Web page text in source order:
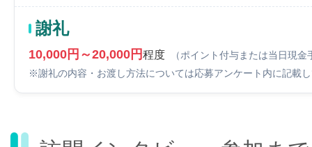
謝礼
10,000円～20,000円程度
（ポイント付与または当日現金
※謝礼の内容・お渡し方法については応募アンケート内に記載